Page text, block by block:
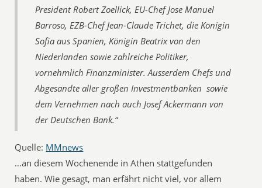
President Robert Zoellick, EU-Chef Jose Manuel
Barroso, EZB-Chef Jean-Claude Trichet, die Königin
Sofia aus Spanien, Königin Beatrix von den
Niederlanden sowie zahlreiche Politiker,
vornehmlich Finanzminister. Ausserdem Chefs und
Abgesandte aller großen Investmentbanken  sowie
dem Vernehmen nach auch Josef Ackermann von
der Deutschen Bank.“
Quelle: MMnews
…an diesem Wochenende in Athen stattgefunden
haben. Wie gesagt, man erfährt nicht viel, vor allem